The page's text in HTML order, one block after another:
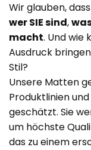
Wir glauben,
wer SIE sind,
macht. Und wie
Ausdruck
Stil?
Unsere Matten
Produktlinien
geschätzt. Sie
um höchste
das zu einem